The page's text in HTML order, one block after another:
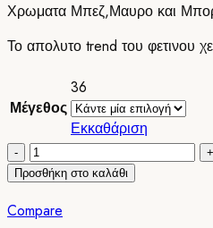
Χρωματα Μπεζ,Μαυρο και
Το απολυτο trend του φετινου
Μέγεθος
36
Εκκαθάριση
Αρβυλα
Black
521-
Προσθήκη στο καλάθι
Compare